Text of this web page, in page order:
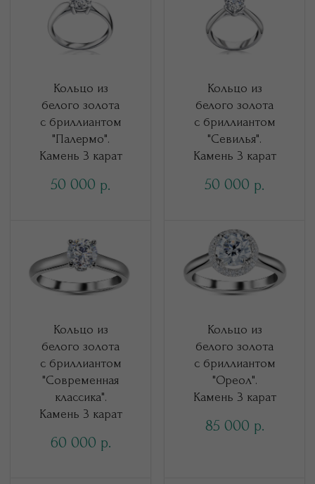
Кольцо из
белого золота
с бриллиантом
"Палермо".
Камень 3 карат
50 000 р.
Кольцо из
белого золота
с бриллиантом
"Севилья".
Камень 3 карат
50 000 р.
Кольцо из
белого золота
с бриллиантом
"Современная
классика".
Камень 3 карат
60 000 р.
Кольцо из
белого золота
с бриллиантом
"Ореол".
Камень 3 карат
85 000 р.